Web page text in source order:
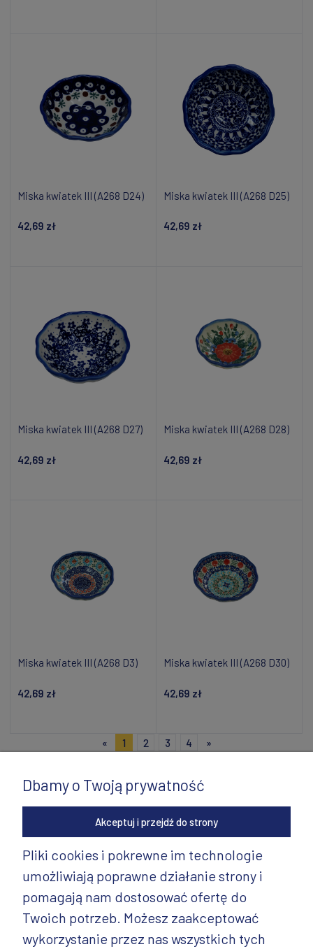
Miska kwiatek III (A268 D24)
42,69 zł
Miska kwiatek III (A268 D25)
42,69 zł
Miska kwiatek III (A268 D27)
42,69 zł
Miska kwiatek III (A268 D28)
42,69 zł
Miska kwiatek III (A268 D3)
42,69 zł
Miska kwiatek III (A268 D30)
42,69 zł
«
1 2 3 4 »
INFORMACJE
PRODUKTY CD.
Dbamy o Twoją prywatność
Akceptuj i przejdź do strony
Pliki cookies i pokrewne im technologie
umożliwiają poprawne działanie strony i
pomagają nam dostosować ofertę do
Twoich potrzeb. Możesz zaakceptować
wykorzystanie przez nas wszystkich tych